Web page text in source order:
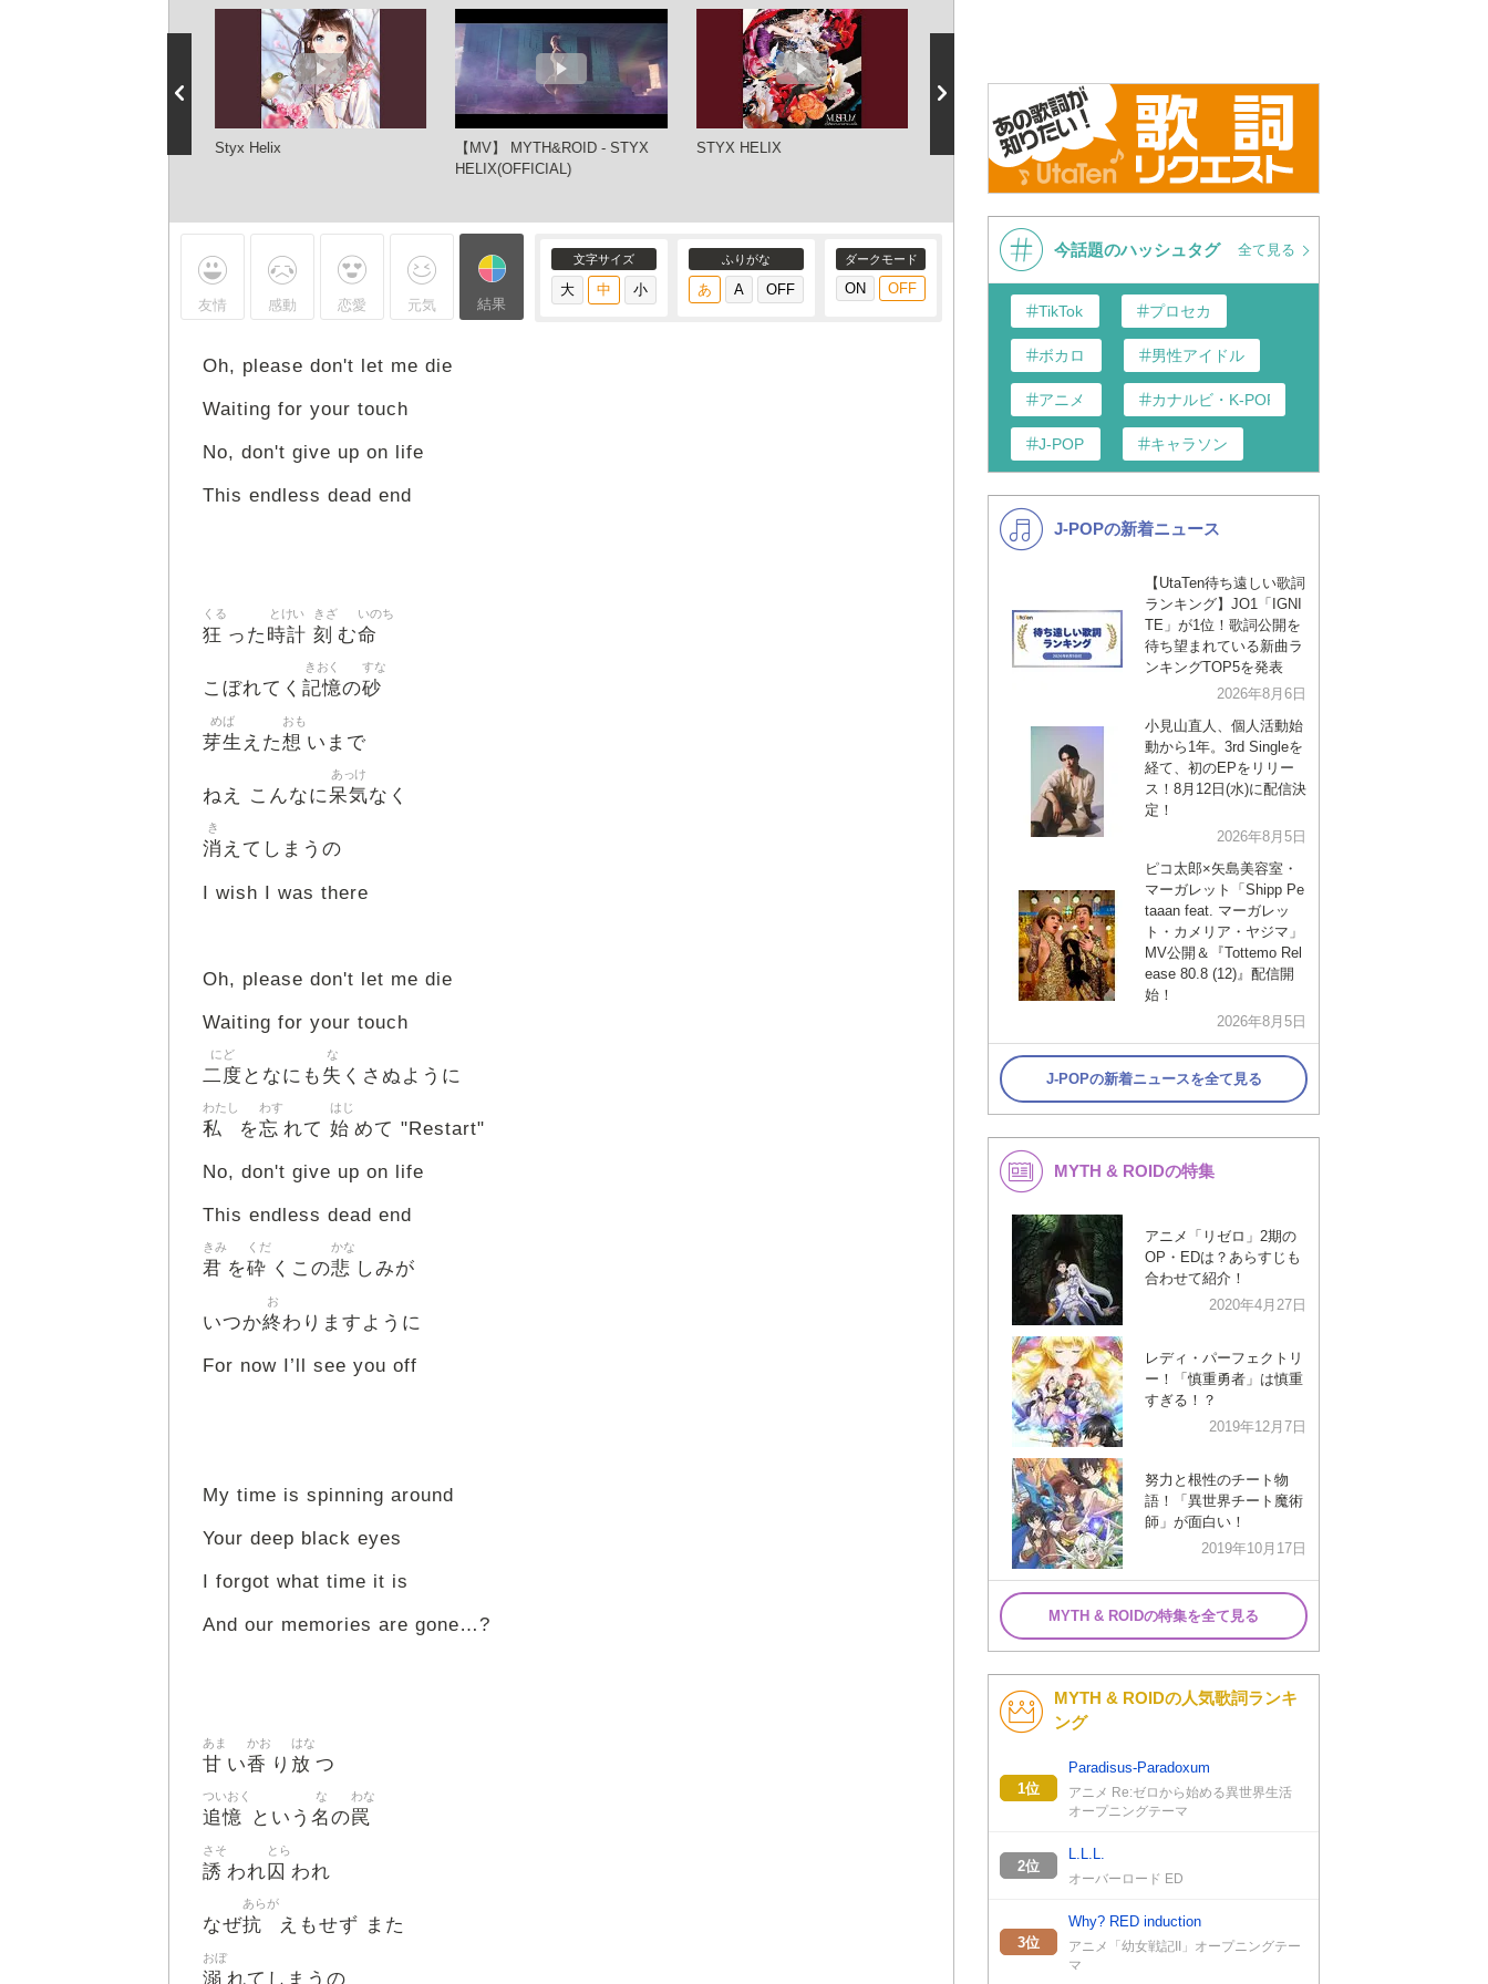
Styx Helix
【MV】 MYTH&ROID - STYX
HELIX(OFFICIAL)
STYX HELIX
STYX HELIX -KIHOW Style
【 STYX HELIX 】 by MYTH &
ROID - Re:Zero ED 1 - Lyrics
友情 感動 恋愛 元気 結果
文字サイズ ふりがな ダークモード
Oh, please don't let me die
Waiting for your touch
No, don't give up on life
This endless dead end
狂
くる
った 時計
とけい
刻
きざ
む命
いのち
こぼれてく 記憶
きおく
の砂
すな
芽生
めば
えた想
おも
いまで
ねえ こんなに呆気
あっけ
なく
消
き
えてしまうの
I wish I was there
Oh, please don't let me die
Waiting for your touch
二度
にど
となにも 失
な
くさぬように
私
わたし
を忘
わす
れて 始
はじ
めて "Restart"
No, don't give up on life
This endless dead end
君
きみ
を砕
くだ
くこの悲
かな
しみが
いつか終
お
わりますように
For now I’ll see you off
My time is spinning around
Your deep black eyes
I forgot what time it is
And our memories are gone…?
甘
あま
い香
かお
り 放
はな
つ
追憶
ついおく
という 名
な
の罠
わな
誘
さそ
われ囚
とら
われ
なぜ抗
あらが
えもせず また
溺
おぼ
れてしまうの
今話題のハッシュタグ 全て見る
TikTok プロセカ
ボカロ 男性アイドル
アニメ カナルビ・K-POP和訳
J-POP キャラソン
K-POP 演歌・歌謡
洋楽
ディズニー
J-POPの新着ニュース
【UtaTen待ち遠しい歌詞
ランキング】JO1「IGNI
TE」が1位！歌詞公開を
待ち望まれている新曲ラ
ンキングTOP5を発表
2026年8月6日
小見山直人、個人活動始
動から1年。3rd Singleを
経て、初のEPをリリー
ス！8月12日(水)に配信決
定！
2026年8月5日
ピコ太郎×矢島美容室・
マーガレット「Shipp Pe
taaan feat. マーガレッ
ト・カメリア・ヤジマ」
MV公開＆『Tottemo Rel
ease 80.8 (12)』配信開
始！
2026年8月5日
J-POPの新着ニュースを全て見る
MYTH & ROIDの特集
アニメ「リゼロ」2期の
OP・EDは？あらすじも
合わせて紹介！
2020年4月27日
レディ・パーフェクトリ
ー！「慎重勇者」は慎重
すぎる！？
2019年12月7日
努力と根性のチート物
語！「異世界チート魔術
師」が面白い！
2019年10月17日
MYTH & ROIDの特集を全て見る
MYTH & ROIDの人気歌詞ランキ
ング
1位
Paradisus-Paradoxum
アニメ Re:ゼロから始める異世界生活
オープニングテーマ
2位
L.L.L.
オーバーロード ED
3位
Why? RED induction
アニメ「幼女戦記II」オープニングテー
マ